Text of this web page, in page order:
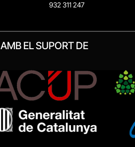
932 311 247
AMB EL SUPORT DE